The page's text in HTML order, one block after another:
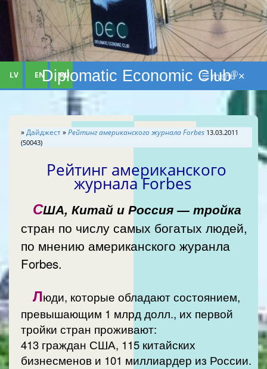
Diplomatic Economic Club®
LV EN RU ☰ menu ✕
»Дайджест»Рейтинг американского журнала Forbes 13.03.2011
(50043)
Рейтинг американского
журнала Forbes
США, Китай и Россия — тройка
стран по числу самых богатых людей,
по мнению американского журанла
Forbes.
Люди, которые обладают состоянием,
превышающим 1 млрд долл., их первой
тройки стран проживают:
413 граждан США, 115 китайских
бизнесменов и 101 миллиардер из России.